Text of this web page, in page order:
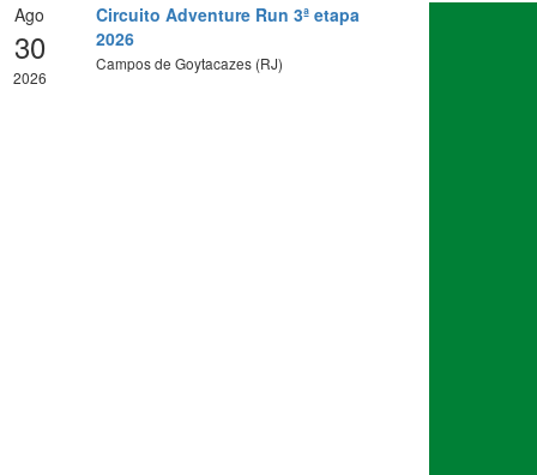
Ago
30
2026
Circuito Adventure Run 3ª etapa
2026
Campos de Goytacazes (RJ)